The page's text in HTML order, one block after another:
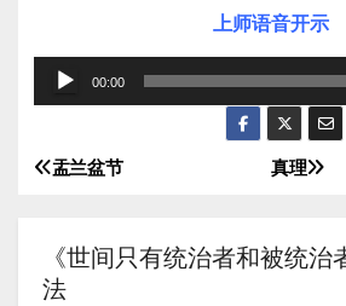
上师语音开示
频
放
00:00
文
导
真理
盂兰盆节
《世间只有统治者和被统治
法